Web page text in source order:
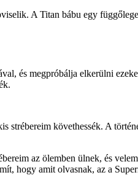
A Titan bábu egy
és megpróbálja elkerülni
strébereim követhessék. A
az ölemben ülnek, és
hogy amit olvasnak, az a